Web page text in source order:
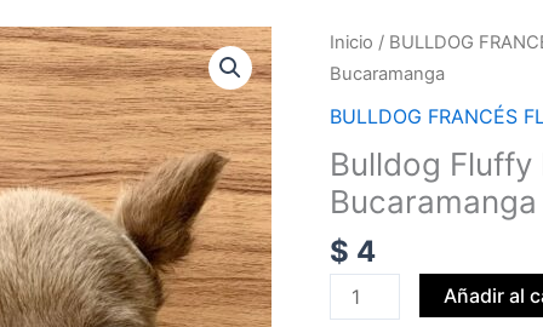
Inicio / BULLDOG
Bucaramanga
BULLDOG FRANCÉS
Bulldog Fluffy
Bucaramanga
$ 4
Bulldog
Fluffy
Pied
Precio
Bucaramanga
Añadir al